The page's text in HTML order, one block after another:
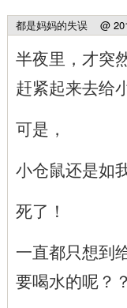
都是妈妈的失误 @
半夜里，才突
赶紧起来去给
可是，
小仓鼠还是如
死了！
一直都只想到
要喝水的呢？